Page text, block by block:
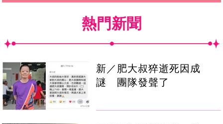
熱門新聞
新／肥大叔猝逝死因成
謎 團隊發聲了